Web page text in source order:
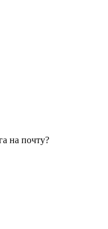
на почту?